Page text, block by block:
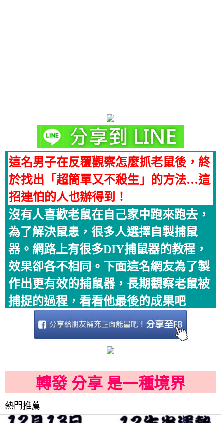
這名男子在反覆觀察怎麼抓老鼠後，終
於找出「超簡單又不殺生」的方法…這
招連怕的人也辦得到！
沒有人喜歡老鼠在自己家中跑來跑去，
為了解決鼠患，很多人選擇自製捕鼠
器。網路上有很多DIY捕鼠器的教程，
效果卻各不相同。下面這名網友為了製
作出更有效的捕鼠器，長期觀察老鼠被
捕捉的過程，看看他最後的成果吧
轉發 分享 是一種境界
熱門推薦